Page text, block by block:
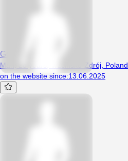
Goracyandrzej7666
Man, 28 years, Trzcińsko-Zdrój, Poland
on the website since:13.06.2025